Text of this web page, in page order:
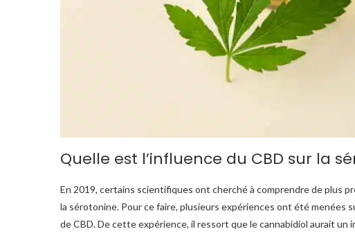
Quelle est l’influence du CBD sur la
En 2019, certains scientifiques ont cherché à comprendre de plus
la sérotonine. Pour ce faire, plusieurs expériences ont été menées
de CBD. De cette expérience, il ressort que le cannabidiol aurait un